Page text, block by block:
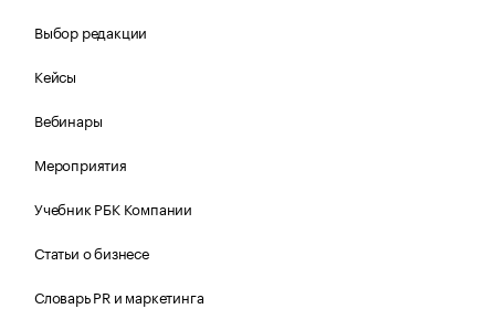
Выбор редакции
Кейсы
Вебинары
Мероприятия
Учебник РБК Компании
Статьи о бизнесе
Словарь PR и маркетинга